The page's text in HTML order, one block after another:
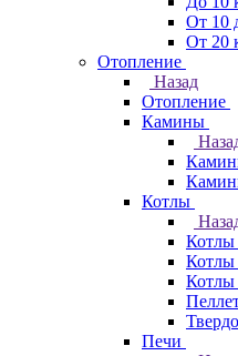
От 10
От 20
Отопление
Назад
Отопление
Камины
Котлы
Котлы
Котлы
Котлы
Печи